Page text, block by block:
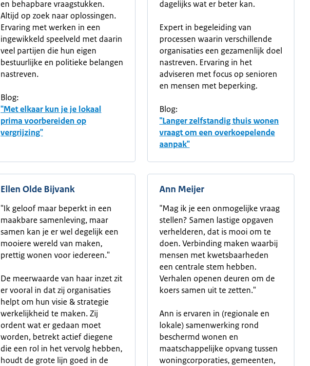
en behapbare vraagstukken.
Altijd op zoek naar oplossingen.
Ervaring met werken in een
ingewikkeld speelveld met daarin
veel partijen die hun eigen
bestuurlijke en politieke belangen
nastreven.
Blog:
"Met elkaar kun je je lokaal
prima voorbereiden op
vergrijzing"
dagelijks wat er beter kan.
Expert in begeleiding van
processen waarin verschillende
organisaties een gezamenlijk doel
nastreven. Ervaring in het
adviseren met focus op senioren
en mensen met beperking.
Blog:
"Langer zelfstandig thuis wonen
vraagt om een overkoepelende
aanpak"
Ellen Olde Bijvank
"Ik geloof maar beperkt in een
maakbare samenleving, maar
samen kan je er wel degelijk een
mooiere wereld van maken,
prettig wonen voor iedereen."
De meerwaarde van haar inzet zit
er vooral in dat zij organisaties
helpt om hun visie & strategie
werkelijkheid te maken. Zij
ordent wat er gedaan moet
worden, betrekt actief diegene
die een rol in het vervolg hebben,
houdt de grote lijn goed in de
Ann Meijer
"Mag ik je een onmogelijke vraag
stellen? Samen lastige opgaven
verhelderen, dat is mooi om te
doen. Verbinding maken waarbij
mensen met kwetsbaarheden
een centrale stem hebben.
Verhalen openen deuren om de
koers samen uit te zetten."
Ann is ervaren in (regionale en
lokale) samenwerking rond
beschermd wonen en
maatschappelijke opvang tussen
woningcorporaties, gemeenten,